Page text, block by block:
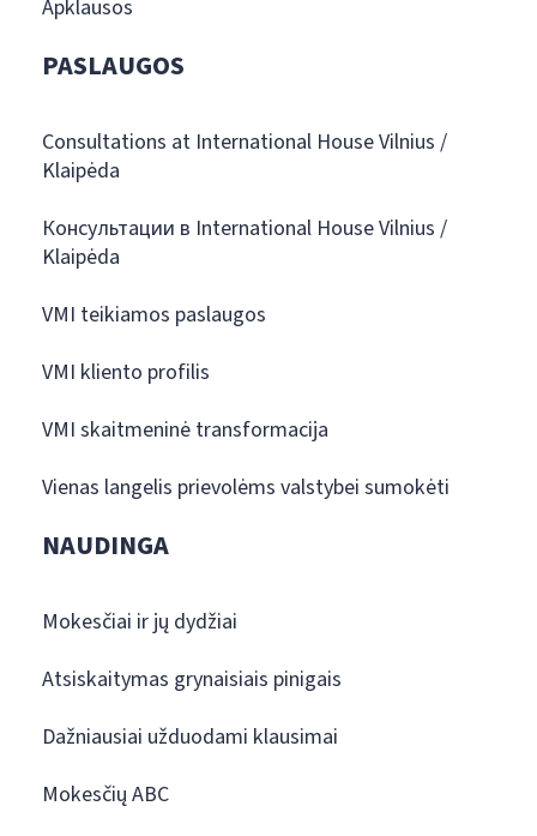
Apklausos
PASLAUGOS
Consultations at International House Vilnius /
Klaipėda
Консультации в International House Vilnius /
Klaipėda
VMI teikiamos paslaugos
VMI kliento profilis
VMI skaitmeninė transformacija
Vienas langelis prievolėms valstybei sumokėti
NAUDINGA
Mokesčiai ir jų dydžiai
Atsiskaitymas grynaisiais pinigais
Dažniausiai užduodami klausimai
Mokesčių ABC